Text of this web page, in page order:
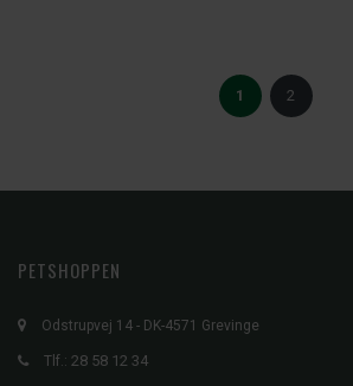
1 2
PETSHOPPEN
Odstrupvej 14 - DK-4571 Grevinge
Tlf.: 28 58 12 34